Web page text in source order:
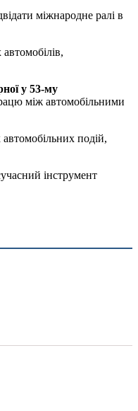
міжнародне ралі в
у 53-му
між автомобільними
подій,
інструмент